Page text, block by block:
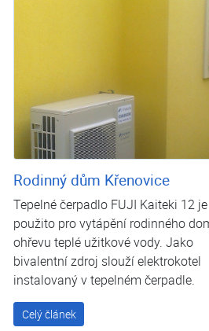
Rodinný dům Křenovice
Tepelné čerpadlo FUJI Kaiteki 12 je
použito pro vytápění rodinného
ohřevu teplé užitkové vody. Jako
bivalentní zdroj slouží elektrokotel
instalovaný v tepelném čerpadle.
Celý článek